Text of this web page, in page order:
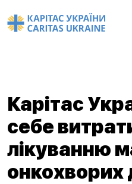
Карітас
себе
лікуванню
онкохворих